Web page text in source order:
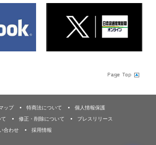
ップ 特商法について
個人情報保護
修正・削除について
プレスリリース
合わせ 採用情報